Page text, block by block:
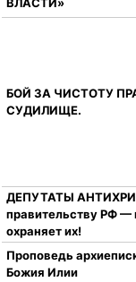
БОЙ ЗА ЧИСТОТУ
СУДИЛИЩЕ.
ДЕПУТАТЫ
правительству РФ —
охраняет их!
Проповедь
Божия Илии